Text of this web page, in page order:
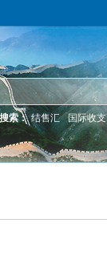
索： 结售汇 国际收支